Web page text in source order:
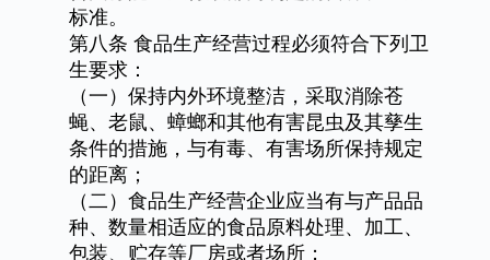
标准。
第八条 食品生产经营过程必须符合下列卫
生要求：
（一）保持内外环境整洁，采取消除苍
蝇、老鼠、蟑螂和其他有害昆虫及其孳生
条件的措施，与有毒、有害场所保持规定
的距离；
（二）食品生产经营企业应当有与产品品
种、数量相适应的食品原料处理、加工、
包装、贮存等厂房或者场所；